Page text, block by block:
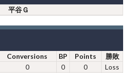
平谷Ｇ
Conversions BP Points
勝敗
0 0 0
Loss